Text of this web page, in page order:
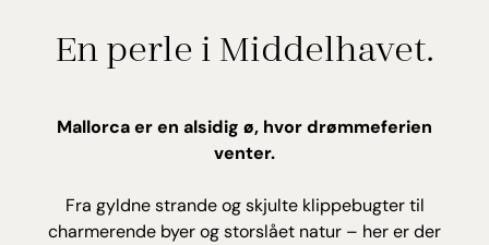
En perle i Middelhavet.
Mallorca er en alsidig ø, hvor drømmeferien
venter.
Fra gyldne strande og skjulte klippebugter til
charmerende byer og storslået natur – her er der